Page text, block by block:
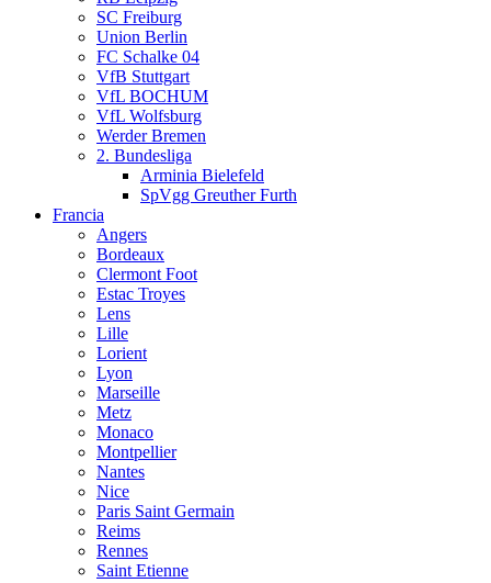
SC Freiburg
Union Berlin
FC Schalke 04
VfB Stuttgart
VfL BOCHUM
VfL Wolfsburg
Werder Bremen
2. Bundesliga
Arminia Bielefeld
SpVgg Greuther Furth
Francia
Angers
Bordeaux
Clermont Foot
Estac Troyes
Lens
Lille
Lorient
Lyon
Marseille
Metz
Monaco
Montpellier
Nantes
Nice
Paris Saint Germain
Reims
Rennes
Saint Etienne